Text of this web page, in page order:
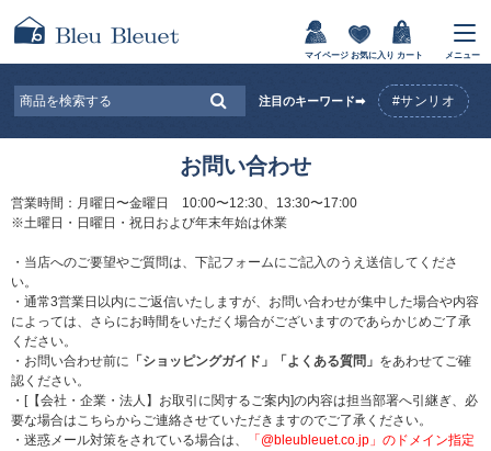
マイページ お気に入り カート メニュー
注目のキーワード➡ #サンリオ
お問い合わせ
営業時間：月曜日〜金曜日 10:00〜12:30、13:30〜17:00
※土曜日・日曜日・祝日および年末年始は休業
・当店へのご要望やご質問は、下記フォームにご記入のうえ送信してくださ
い。
・通常3営業日以内にご返信いたしますが、お問い合わせが集中した場合や内容
によっては、さらにお時間をいただく場合がございますのであらかじめご了承
ください。
・お問い合わせ前に 「ショッピングガイド」 「よくある質問」 をあわせてご確
認ください。
・[【会社・企業・法人】お取引に関するご案内]の内容は担当部署へ引継ぎ、必
要な場合はこちらからご連絡させていただきますのでご了承ください。
・迷惑メール対策をされている場合は、
「@bleubleuet.co.jp」のドメイン指定